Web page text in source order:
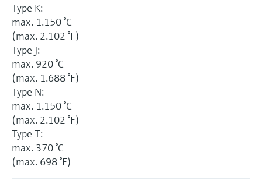
Type K:
max. 1.150 °C
(max. 2.102 °F)
Type J:
max. 920 °C
(max. 1.688 °F)
Type N:
max. 1.150 °C
(max. 2.102 °F)
Type T:
max. 370 °C
(max. 698 °F)